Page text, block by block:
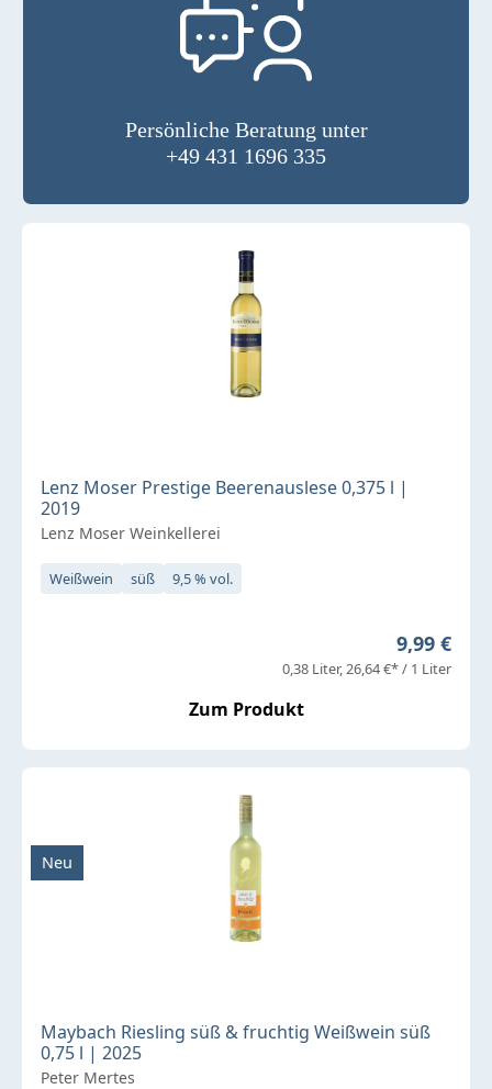
Persönliche Beratung unter
+49 431 1696 335
Lenz Moser Prestige Beerenauslese 0,375 l |
2019
Lenz Moser Weinkellerei
Weißwein süß 9,5 % vol.
Regulärer
9,99 €
0,38 Liter 26,64 €* / 1 Liter
Zum Produkt
Maybach Riesling süß & fruchtig Weißwein süß
0,75 l | 2025
Peter Mertes
Neu